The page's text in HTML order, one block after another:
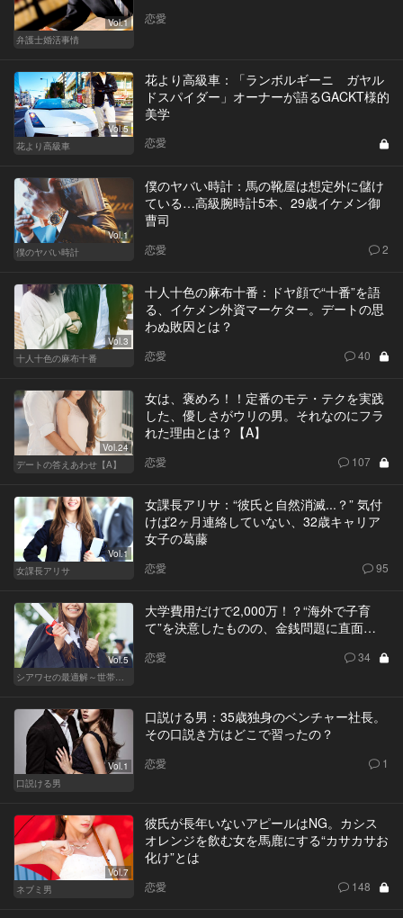
Vol.1
弁護士婚活事情
恋愛
Vol.5
花より高級車
花より高級車：「ランボルギーニ ガヤル
ドスパイダー」オーナーが語るGACKT様的
美学
恋愛
Vol.1
僕のヤバい時計
僕のヤバい時計：馬の靴屋は想定外に儲け
ている…高級腕時計5本、29歳イケメン御
曹司
恋愛 2
Vol.3
十人十色の麻布十番
十人十色の麻布十番：ドヤ顔で“十番”を語
る、イケメン外資マーケター。デートの思
わぬ敗因とは？
恋愛 40
Vol.24
デートの答えあわせ【A】
女は、褒めろ！！定番のモテ・テクを実践
した、優しさがウリの男。それなのにフラ
れた理由とは？【A】
恋愛 107
Vol.1
女課長アリサ
女課長アリサ：“彼氏と自然消滅...？” 気付
けば2ヶ月連絡していない、32歳キャリア
女子の葛藤
恋愛 95
Vol.5
大学費用だけで2,000万！？“海外で子育
て”を決意したものの、金銭問題に直面…
恋愛 34
Vol.1
口説ける男
口説ける男：35歳独身のベンチャー社長。
その口説き方はどこで習ったの？
恋愛 1
Vol.7
ネブミ男
彼氏が長年いないアピールはNG。カシス
オレンジを飲む女を馬鹿にする“カサカサお
化け”とは
恋愛 148